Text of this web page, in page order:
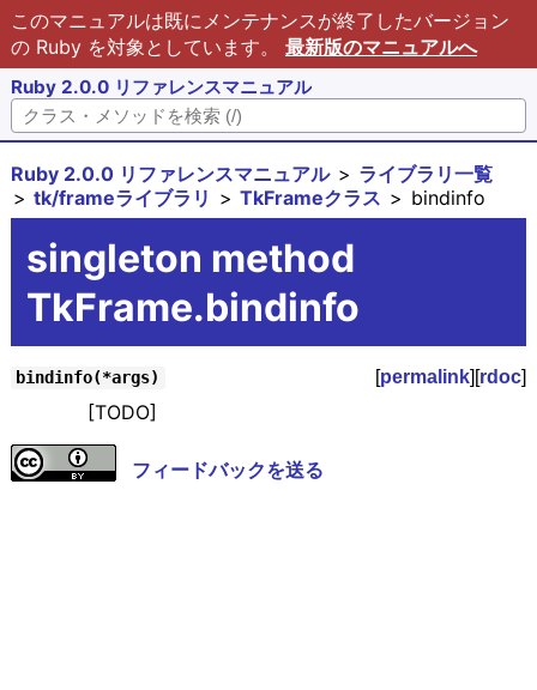
このマニュアルは既にメンテナンスが終了したバージョン
の Ruby を対象としています。 最新版のマニュアルへ
Ruby 2.0.0 リファレンスマニュアル
Ruby 2.0.0 リファレンスマニュアル
ライブラリ一覧
tk/frameライブラリ
TkFrameクラス bindinfo
singleton method
TkFrame.bindinfo
bindinfo(*args) [permalink][rdoc]
[TODO]
フィードバックを送る